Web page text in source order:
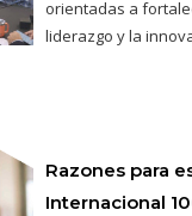
orientadas a
liderazgo y la
Razones para
Internacional